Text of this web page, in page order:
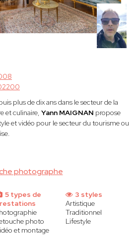
photographe
plus de dix ans dans le secteur de la
et culinaire, Yann MAIGNAN propose
et vidéo pour le secteur du tourisme ou
5 types de
photo
et montage
3 styles
Artistique
Traditionnel
Lifestyle